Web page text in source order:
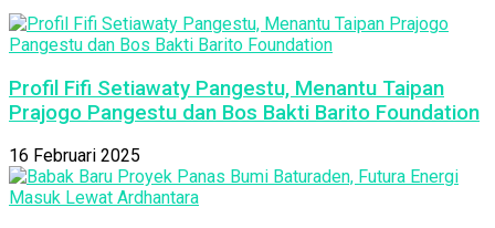
Profil Fifi Setiawaty Pangestu, Menantu Taipan
Prajogo Pangestu dan Bos Bakti Barito Foundation
16 Februari 2025